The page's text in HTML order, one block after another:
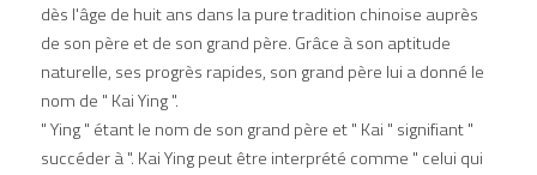
dès l'âge de huit ans dans la pure tradition chinoise auprès
de son père et de son grand père. Grâce à son aptitude
naturelle, ses progrès rapides, son grand père lui a donné le
nom de " Kai Ying ".
" Ying " étant le nom de son grand père et " Kai " signifiant "
succéder à ". Kai Ying peut être interprété comme " celui qui